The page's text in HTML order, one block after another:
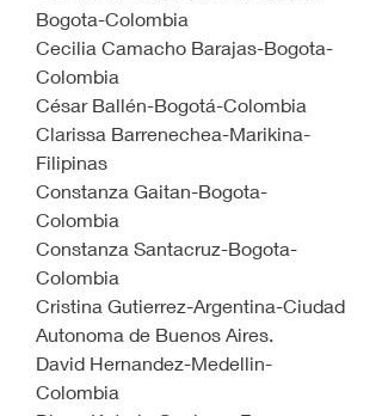
Bogota-Colombia
Cecilia Camacho Barajas-Bogota-
Colombia
César Ballén-Bogotá-Colombia
Clarissa Barrenechea-Marikina-
Filipinas
Constanza Gaitan-Bogota-
Colombia
Constanza Santacruz-Bogota-
Colombia
Cristina Gutierrez-Argentina-Ciudad
Autonoma de Buenos Aires.
David Hernandez-Medellin-
Colombia